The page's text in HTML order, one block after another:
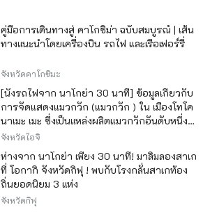
คู่มือการเดินทางสู่ คาโกชิม่า ฉบับสมบูรณ์ | เส้น
ทางแนะนำโดยเครื่องบิน รถไฟ และเรือเฟอร์รี่
จังหวัดคาโกชิมะ
[นั่งรถไฟจาก นาโกย่า 30 นาที] ข้อมูลเกี่ยวกับ
การจัดแสดงแมวกวัก (แมวกวัก ) ใน เมืองโทโค
นาเมะ เมะ ซึ่งเป็นแหล่งผลิตแมวกวักอันดับหนึ่ง
ของญี่ปุ่น
จังหวัดไอจิ
ห่างจาก นาโกย่า เพียง 30 นาที! มาลิ้มลองสาเก
ที่ โอกากิ จังหวัดกิฟุ ! พบกับโรงกลั่นสาเกท้อง
ถิ่นยอดนิยม 3 แห่ง
จังหวัดกิฟุ